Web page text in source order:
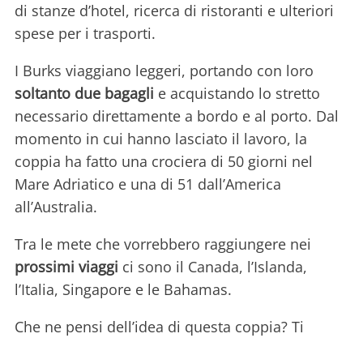
di stanze d’hotel, ricerca di ristoranti e ulteriori
spese per i trasporti.
I Burks viaggiano leggeri, portando con loro
soltanto due bagagli e acquistando lo stretto
necessario direttamente a bordo e al porto. Dal
momento in cui hanno lasciato il lavoro, la
coppia ha fatto una crociera di 50 giorni nel
Mare Adriatico e una di 51 dall’America
all’Australia.
Tra le mete che vorrebbero raggiungere nei
prossimi viaggi ci sono il Canada, l’Islanda,
l’Italia, Singapore e le Bahamas.
Che ne pensi dell’idea di questa coppia? Ti